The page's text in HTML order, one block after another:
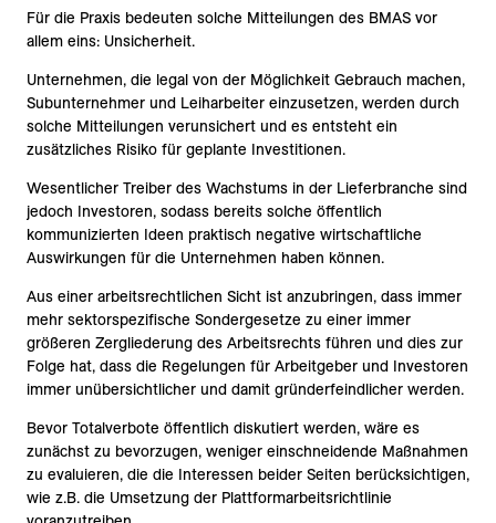
Für die Praxis bedeuten solche Mitteilungen des BMAS vor
allem eins: Unsicherheit.
Unternehmen, die legal von der Möglichkeit Gebrauch machen,
Subunternehmer und Leiharbeiter einzusetzen, werden durch
solche Mitteilungen verunsichert und es entsteht ein
zusätzliches Risiko für geplante Investitionen.
Wesentlicher Treiber des Wachstums in der Lieferbranche sind
jedoch Investoren, sodass bereits solche öffentlich
kommunizierten Ideen praktisch negative wirtschaftliche
Auswirkungen für die Unternehmen haben können.
Aus einer arbeitsrechtlichen Sicht ist anzubringen, dass immer
mehr sektorspezifische Sondergesetze zu einer immer
größeren Zergliederung des Arbeitsrechts führen und dies zur
Folge hat, dass die Regelungen für Arbeitgeber und Investoren
immer unübersichtlicher und damit gründerfeindlicher werden.
Bevor Totalverbote öffentlich diskutiert werden, wäre es
zunächst zu bevorzugen, weniger einschneidende Maßnahmen
zu evaluieren, die die Interessen beider Seiten berücksichtigen,
wie z.B. die Umsetzung der Plattformarbeitsrichtlinie